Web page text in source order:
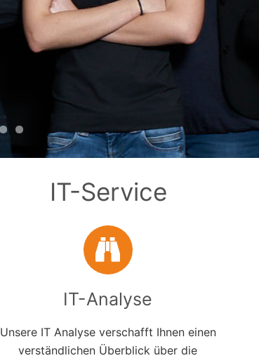
IT-Service
IT-Analyse
Unsere IT Analyse verschafft Ihnen einen
verständlichen Überblick über die